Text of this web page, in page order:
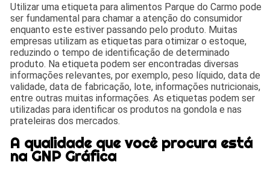
Utilizar uma etiqueta para alimentos Parque do Carmo pode
ser fundamental para chamar a atenção do consumidor
enquanto este estiver passando pelo produto. Muitas
empresas utilizam as etiquetas para otimizar o estoque,
reduzindo o tempo de identificação de determinado
produto. Na etiqueta podem ser encontradas diversas
informações relevantes, por exemplo, peso líquido, data de
validade, data de fabricação, lote, informações nutricionais,
entre outras muitas informações. As etiquetas podem ser
utilizadas para identificar os produtos na gondola e nas
prateleiras dos mercados.
A qualidade que você procura está
na GNP Gráfica